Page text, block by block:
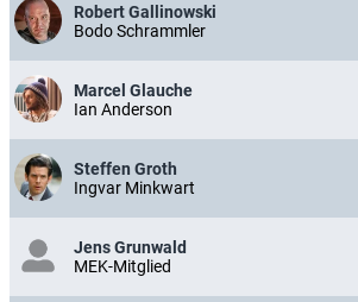
Robert Gallinowski
Bodo Schrammler
Marcel Glauche
Ian Anderson
Steffen Groth
Ingvar Minkwart
Jens Grunwald
MEK-Mitglied